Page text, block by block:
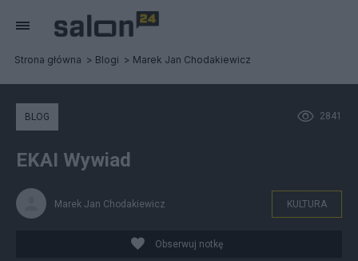
Strona główna Blogi Marek Jan Chodakiewicz
2841
BLOG
EKAI Wywiad
Marek Jan Chodakiewicz KULTURA
Obserwuj notkę